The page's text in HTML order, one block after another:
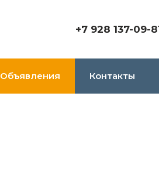
+7 928 137-09-
Объявления Контакты